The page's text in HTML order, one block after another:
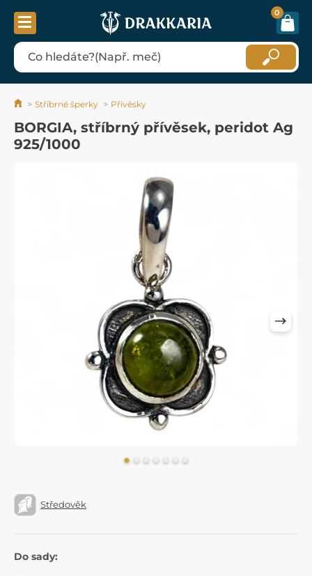
0
Stříbrné šperky Přívěsky
BORGIA, stříbrný přívěsek, peridot Ag
925/1000
Středověk
Do sady: